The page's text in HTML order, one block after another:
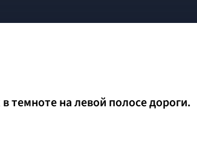
темноте на левой полосе дороги.